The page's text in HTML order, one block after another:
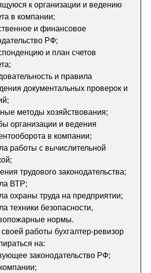
к организации и ведению
в компании;
и финансовое
РФ;
и план счетов
и правила
документальных проверок и
методы хозяйствования;
организации и ведения
в компании;
работы с вычислительной
трудового законодательства;
ВТР;
охраны труда на предприятии;
техники безопасности,
нормы.
работы бухгалтер-ревизор
на:
законодательство РФ;